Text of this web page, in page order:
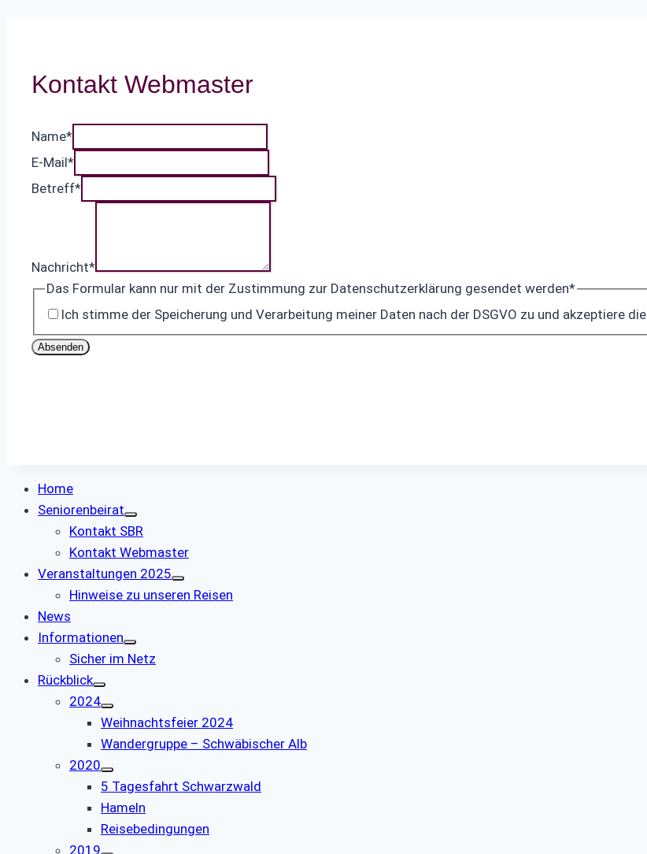
Kontakt Webmaster
Name*
E-Mail*
Betreff*
Nachricht*
Das Formular kann nur mit der Zustimmung zur Datenschutzerklärung gesendet werden*
Ich stimme der Speicherung und Verarbeitung meiner Daten nach der DSGVO zu und akzeptiere die
Absenden
Home
Seniorenbeirat
Kontakt SBR
Kontakt Webmaster
Veranstaltungen 2025
Hinweise zu unseren Reisen
News
Informationen
Sicher im Netz
Rückblick
2024
Weihnachtsfeier 2024
Wandergruppe – Schwäbischer Alb
2020
5 Tagesfahrt Schwarzwald
Hameln
Reisebedingungen
2019